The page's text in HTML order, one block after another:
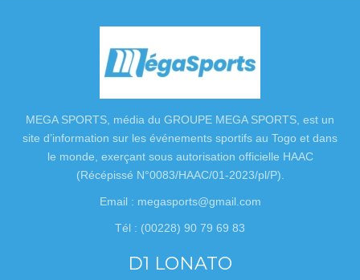
MEGA SPORTS, média du GROUPE MEGA SPORTS, est un
site d’information sur les événements sportifs au Togo et dans
le monde, exerçant sous autorisation officielle HAAC
(Récépissé N°0083/HAAC/01-2023/pl/P).
Email : megasports@gmail.com
Tél : (00228) 90 79 69 83
D1 LONATO